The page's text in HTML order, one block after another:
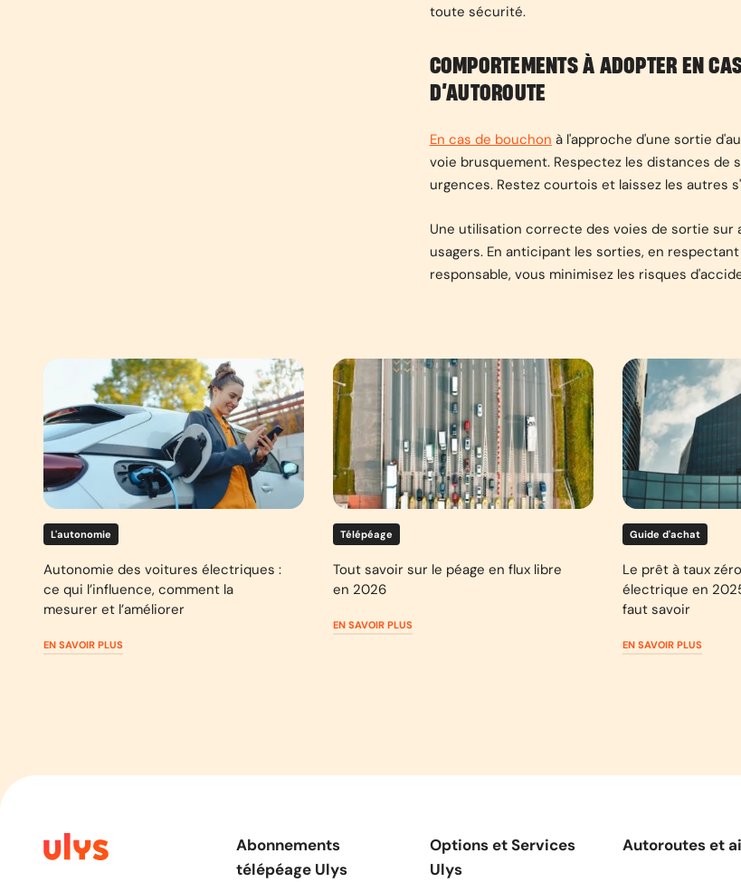
toute sécurité.
COMPORTEMENTS À ADOPTER EN
D’AUTOROUTE
En cas de bouchon à l'approche d'une sortie
voie brusquement. Respectez les distances de
urgences. Restez courtois et laissez les autres
Une utilisation correcte des voies de sortie
usagers. En anticipant les sorties, en
responsable, vous minimisez les risques
L'autonomie
Autonomie des voitures électriques :
ce qui l’influence, comment la
mesurer et l’améliorer
EN SAVOIR PLUS
Télépéage
Tout savoir sur le péage en flux libre
en 2026
EN SAVOIR PLUS
Guide d'achat
Le prêt à taux
électrique en
faut savoir
EN SAVOIR PLUS
Abonnements
télépéage Ulys
Options et Services
Ulys
Autoroutes et